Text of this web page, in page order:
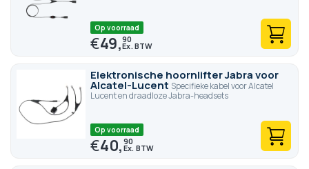
Op voorraad
€49,90
Elektronische hoornlifter Jabra voor
Alcatel-Lucent Specifieke kabel voor Alcatel
Lucent en draadloze Jabra-headsets
Op voorraad
€40,90